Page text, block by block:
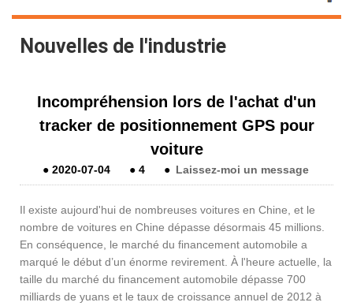
Nouvelles de l'industrie
Incompréhension lors de l'achat d'un
tracker de positionnement GPS pour
voiture
● 2020-07-04 ● 4 ● Laissez-moi un message
Il existe aujourd'hui de nombreuses voitures en Chine, et le
nombre de voitures en Chine dépasse désormais 45 millions.
En conséquence, le marché du financement automobile a
marqué le début d’un énorme revirement. À l'heure actuelle, la
taille du marché du financement automobile dépasse 700
milliards de yuans et le taux de croissance annuel de 2012 à